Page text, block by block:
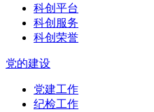
科创平台
科创服务
科创荣誉
党的建设
党建工作
纪检工作